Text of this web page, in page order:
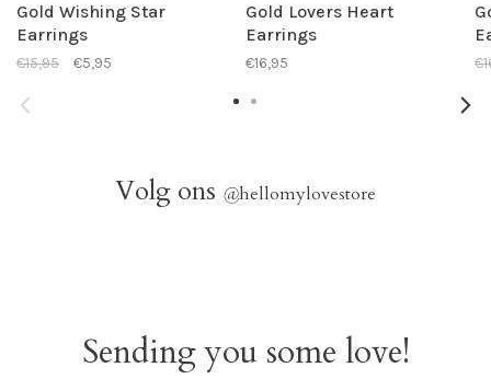
Gold Wishing Star
Earrings
€15,95 €5,95
Gold Lovers Heart
Earrings
€16,95
Volg ons @hellomylovestore
Sending you some love!